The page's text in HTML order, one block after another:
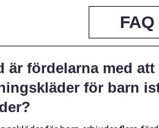
FAQ
är fördelarna med att
för barn